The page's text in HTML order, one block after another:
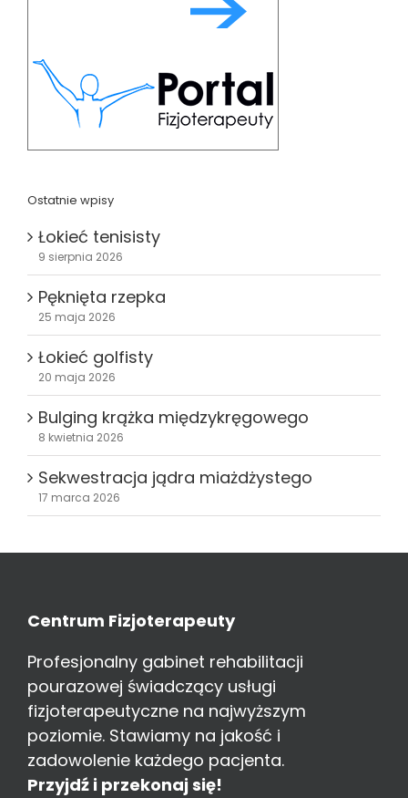
Ostatnie wpisy
Łokieć tenisisty
9 sierpnia 2026
Pęknięta rzepka
25 maja 2026
Łokieć golfisty
20 maja 2026
Bulging krążka międzykręgowego
8 kwietnia 2026
Sekwestracja jądra miażdżystego
17 marca 2026
Centrum Fizjoterapeuty
Profesjonalny gabinet rehabilitacji
pourazowej świadczący usługi
fizjoterapeutyczne na najwyższym
poziomie. Stawiamy na jakość i
zadowolenie każdego pacjenta.
Przyjdź i przekonaj się!